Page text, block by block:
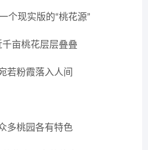
现实版的“桃花源”
桃花层层叠叠
粉霞落入人间
桃园各有特色